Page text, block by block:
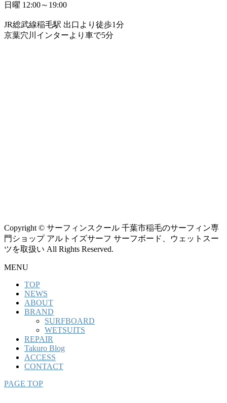
日曜 12:00～19:00
JR総武線稲毛駅 出口より徒歩1分
京葉穴川インターより車で5分
Copyright © サーフィンスクール 千葉市稲毛のサーフィン専
門ショップ アルトイズサーフ サーフボード、ウェットスー
ツを取扱い All Rights Reserved.
MENU
TOP
NEWS
ABOUT
BRAND
SURFBOARD
WETSUITS
REPAIR
Takuro Blog
ACCESS
CONTACT
PAGE TOP